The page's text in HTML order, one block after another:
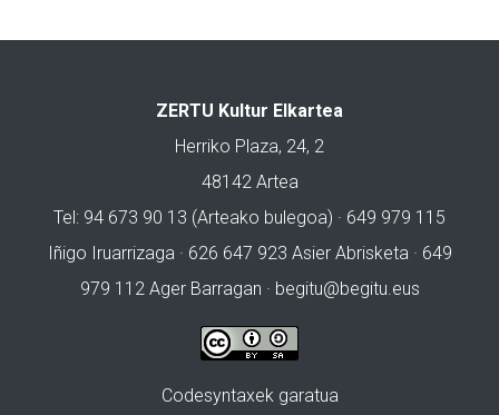
ZERTU Kultur Elkartea
Herriko Plaza, 24, 2
48142 Artea
Tel: 94 673 90 13 (Arteako bulegoa) · 649 979 115
Iñigo Iruarrizaga · 626 647 923 Asier Abrisketa · 649
979 112 Ager Barragan · begitu@begitu.eus
Codesyntaxek garatua